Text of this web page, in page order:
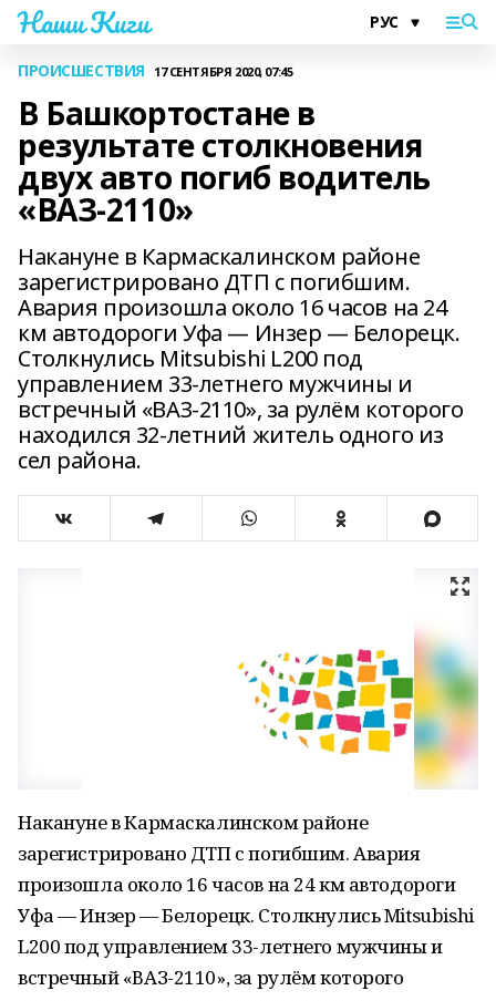
Наши Киги
ПРОИСШЕСТВИЯ 17 СЕНТЯБРЯ 2020, 07:45
В Башкортостане в
результате столкновения
двух авто погиб водитель
«ВАЗ-2110»
Накануне в Кармаскалинском районе
зарегистрировано ДТП с погибшим.
Авария произошла около 16 часов на 24
км автодороги Уфа — Инзер — Белорецк.
Столкнулись Mitsubishi L200 под
управлением 33-летнего мужчины и
встречный «ВАЗ-2110», за рулём которого
находился 32-летний житель одного из
сел района.
Накануне в Кармаскалинском районе
зарегистрировано ДТП с погибшим. Авария
произошла около 16 часов на 24 км автодороги
Уфа — Инзер — Белорецк. Столкнулись Mitsubishi
L200 под управлением 33-летнего мужчины и
встречный «ВАЗ-2110», за рулём которого